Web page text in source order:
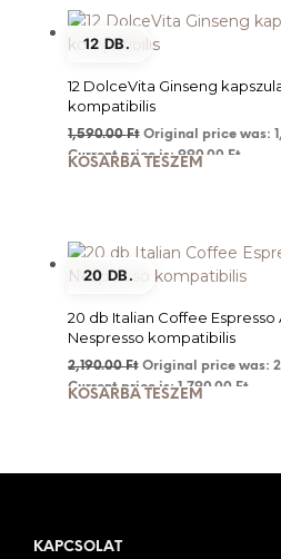
12 DB.
12 DolceVita Ginseng
kompatibilis
1,590.00Ft Original price was:
Current price is: 990.00 Ft.
KOSÁRBA TESZEM
20 DB.
20 db Italian Coffee Espresso
Nespresso kompatibilis
2,190.00Ft Original price was:
Current price is: 1,790.00 Ft.
KOSÁRBA TESZEM
KAPCSOLAT